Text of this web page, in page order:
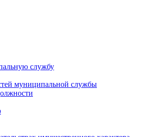
службу
муниципальной службы